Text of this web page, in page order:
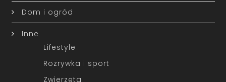
Dom i ogród
Inne
Lifestyle
Rozrywka i sport
Zwierzęta